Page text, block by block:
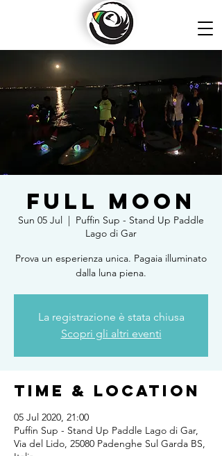
Full Moon
Sun 05 Jul
  |
Puffin Sup - Stand Up Paddle
Lago di Gar
Prova un esperienza unica. Pagaia illuminato
dalla luna piena.
La registrazione è stata chiusa
Scopri gli altri eventi
Time & Location
05 Jul 2020, 21:00
Puffin Sup - Stand Up Paddle Lago di Gar,
Via del Lido, 25080 Padenghe Sul Garda BS,